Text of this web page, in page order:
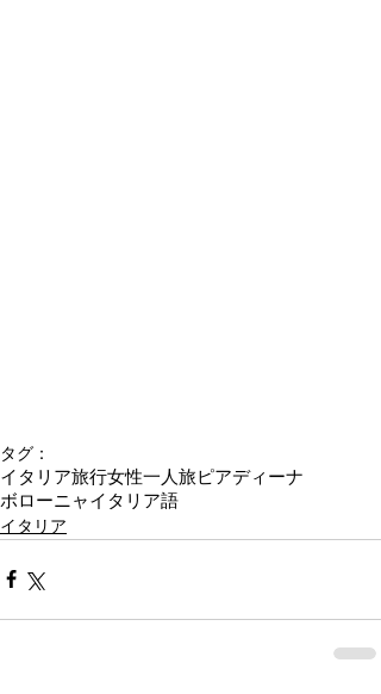
タグ：
イタリア旅行女性一人旅ピアディーナ
ボローニャイタリア語
イタリア